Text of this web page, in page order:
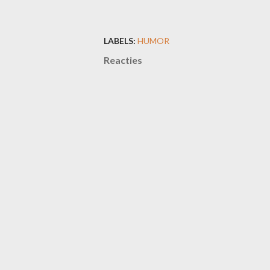
LABELS: HUMOR
Reacties